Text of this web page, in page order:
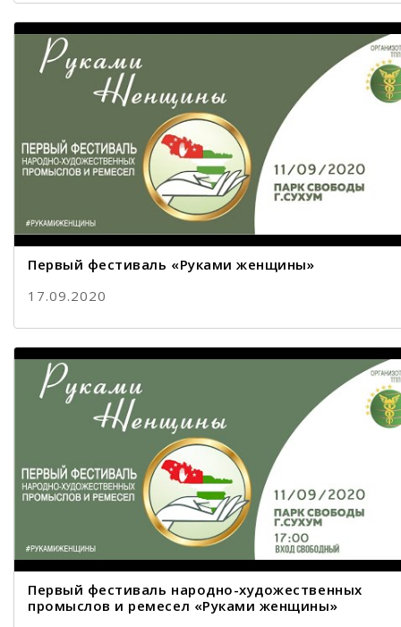
Первый фестиваль «Руками женщины»
17.09.2020
Первый фестиваль народно-художественных
промыслов и ремесел «Руками женщины»